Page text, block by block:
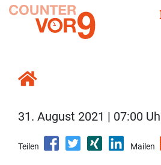
31. August 2021 | 07:00
Teilen Mailen